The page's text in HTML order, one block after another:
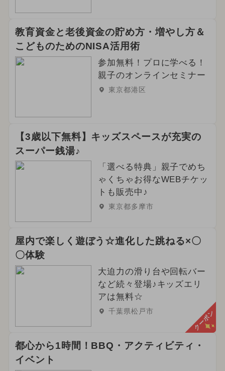
教育資金と老後資金の貯め方・増やし方＆
こどものためのNISA活用術
参加無料！プロに学べる！
親子のオンラインセミナー
東京都港区
【3歳以下無料】キッズスペースが充実の
スーパー銭湯♪
「選べる特典」親子でめち
ゃくちゃお得なWEBチケッ
トも販売中♪
東京都多摩市
屋内で楽しく遊ぼう☆進化した跳ねる×〇
〇体験
大迫力の滑り台や回転バー
など続々登場♪キッズエリ
アは無料☆
千葉県松戸市 クーポン
都心から1時間！BBQ・アクティビティ・
イベント